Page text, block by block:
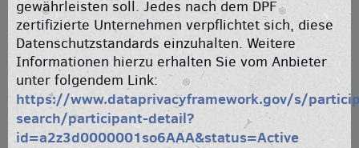
gewährleisten soll. Jedes nach dem DPF
zertifizierte Unternehmen verpflichtet sich, diese
Datenschutzstandards einzuhalten. Weitere
Informationen hierzu erhalten Sie vom Anbieter
unter folgendem Link:
https://www.dataprivacyframework.gov/s/
search/participant-detail?
id=a2z3d0000001so6AAA&status=Active